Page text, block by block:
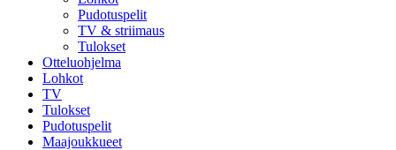
Pudotuspelit
TV & striimaus
Tulokset
Otteluohjelma
Lohkot
TV
Tulokset
Pudotuspelit
Maajoukkueet